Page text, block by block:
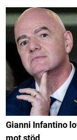
Gianni Infantino
mot stöd